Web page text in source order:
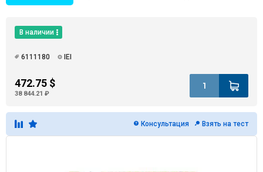
В наличии
6111180 IEI
472.75 $
38 844.21 ₽
Консультация Взять на тест